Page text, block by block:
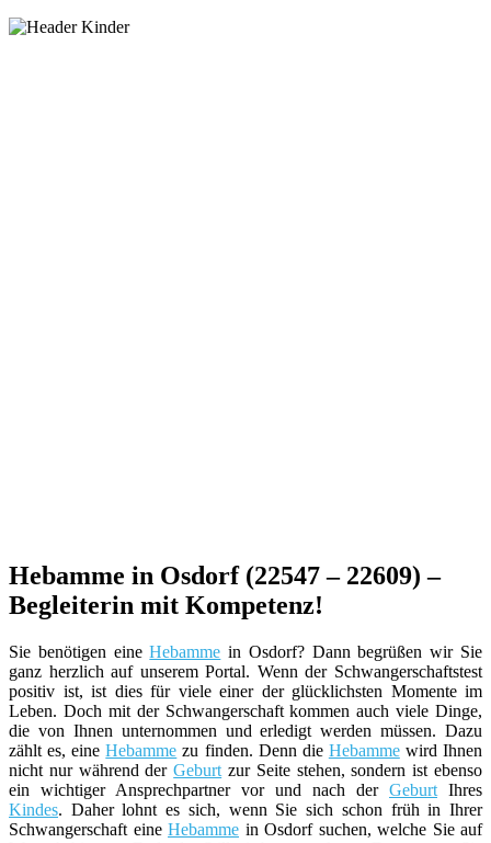
Hebamme in Osdorf (22547 – 22609) –
Begleiterin mit Kompetenz!
Sie benötigen eineHebamme in Osdorf? Dann begrüßen wir Sie
ganz herzlich auf unserem Portal. Wenn der Schwangerschaftstest
positiv ist, ist dies für viele einer der glücklichsten Momente im
Leben. Doch mit der Schwangerschaft kommen auch viele Dinge,
die von Ihnen unternommen und erledigt werden müssen. Dazu
zählt es, eineHebamme zu finden. Denn die Hebammewird Ihnen
nicht nur während derGeburt zur Seite stehen, sondern ist ebenso
ein wichtiger Ansprechpartner vor und nach der Geburt Ihres
Kindes. Daher lohnt es sich, wenn Sie sich schon früh in Ihrer
Schwangerschaft eine Hebamme in Osdorf suchen, welche Sie auf